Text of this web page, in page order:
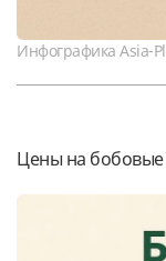
Инфографика Asia-
Цены на бобовые